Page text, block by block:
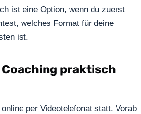
ist eine Option, wenn du zuerst
welches Format für deine
ist.
Coaching praktisch
per Videotelefonat statt. Vorab